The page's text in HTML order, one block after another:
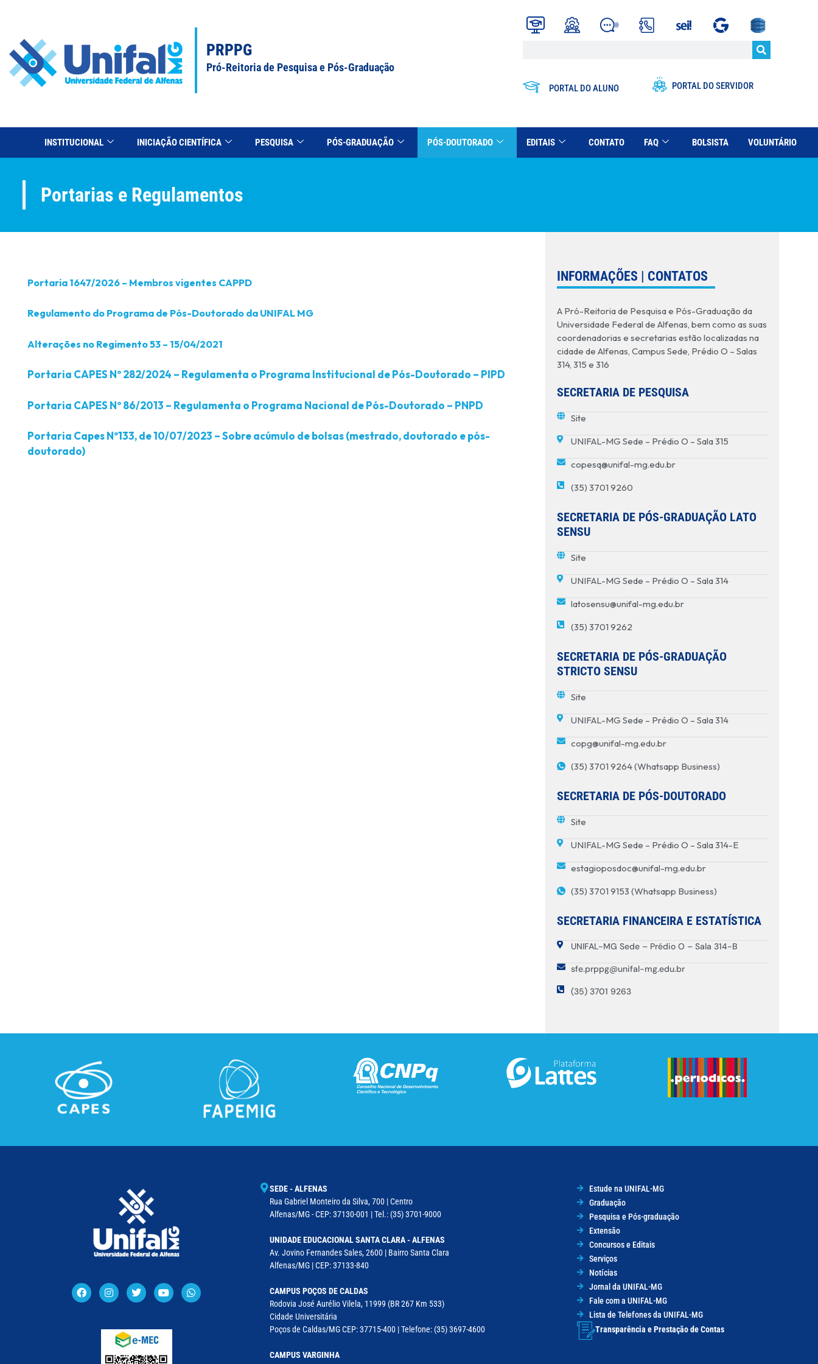
PRPPG
Pró-Reitoria de Pesquisa e Pós-Graduação
PORTAL DO ALUNO PORTAL DO SERVIDOR
INSTITUCIONAL INICIAÇÃO CIENTÍFICA PESQUISA PÓS-GRADUAÇÃO PÓS-DOUTORADO EDITAIS CONTATO FAQ BOLSISTA VOLUNTÁRIO
Portarias e Regulamentos
Portaria 1647/2026 – Membros vigentes CAPPD
Regulamento do Programa de Pós-Doutorado da UNIFAL MG
Alterações no Regimento 53 – 15/04/2021
Portaria CAPES Nº 282/2024 – Regulamenta o Programa Institucional de Pós-Doutorado – PIPD
Portaria CAPES Nº 86/2013 – Regulamenta o Programa Nacional de Pós-Doutorado – PNPD
Portaria Capes Nº133, de 10/07/2023 – Sobre acúmulo de bolsas (mestrado, doutorado e pós-
doutorado)
INFORMAÇÕES | CONTATOS
A Pró-Reitoria de Pesquisa e Pós-Graduação da
Universidade Federal de Alfenas, bem como as suas
coordenadorias e secretarias estão localizadas na
cidade de Alfenas, Campus Sede, Prédio O – Salas
314, 315 e 316
SECRETARIA DE PESQUISA
Site
UNIFAL-MG Sede – Prédio O – Sala 315
copesq@unifal-mg.edu.br
(35) 3701 9260
SECRETARIA DE PÓS-GRADUAÇÃO LATO
SENSU
Site
UNIFAL-MG Sede – Prédio O – Sala 314
latosensu@unifal-mg.edu.br
(35) 3701 9262
SECRETARIA DE PÓS-GRADUAÇÃO
STRICTO SENSU
Site
UNIFAL-MG Sede – Prédio O – Sala 314
copg@unifal-mg.edu.br
(35) 3701 9264 (Whatsapp Business)
SECRETARIA DE PÓS-DOUTORADO
Site
UNIFAL-MG Sede – Prédio O – Sala 314-E
estagioposdoc@unifal-mg.edu.br
(35) 3701 9153 (Whatsapp Business)
SECRETARIA FINANCEIRA E ESTATÍSTICA
UNIFAL-MG Sede – Prédio O – Sala 314-B
sfe.prppg@unifal-mg.edu.br
(35) 3701 9263
SEDE - ALFENAS
Rua Gabriel Monteiro da Silva, 700 | Centro
Alfenas/MG - CEP: 37130-001 | Tel.: (35) 3701-9000
UNIDADE EDUCACIONAL SANTA CLARA - ALFENAS
Av. Jovino Fernandes Sales, 2600 | Bairro Santa Clara
Alfenas/MG | CEP: 37133-840
CAMPUS POÇOS DE CALDAS
Rodovia José Aurélio Vilela, 11999 (BR 267 Km 533)
Cidade Universitária
Poços de Caldas/MG CEP: 37715-400 | Telefone: (35) 3697-4600
CAMPUS VARGINHA
Estude na UNIFAL-MG
Graduação
Pesquisa e Pós-graduação
Extensão
Concursos e Editais
Serviços
Notícias
Jornal da UNIFAL-MG
Fale com a UNIFAL-MG
Lista de Telefones da UNIFAL-MG
Transparência e Prestação de Contas